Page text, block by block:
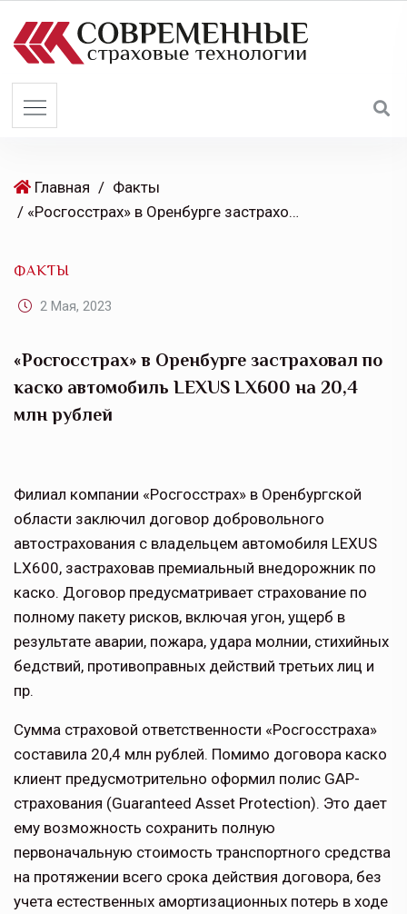
Главная / Факты
/ «Росгосстрах» в Оренбурге застраховал по каско автомобиль LEXUS LX600 на 20,4 млн рублей
ФАКТЫ
2 Мая, 2023
«Росгосстрах» в Оренбурге застраховал по
каско автомобиль LEXUS LX600 на 20,4
млн рублей
Филиал компании «Росгосстрах» в Оренбургской
области заключил договор добровольного
автострахования с владельцем автомобиля LEXUS
LX600, застраховав премиальный внедорожник по
каско. Договор предусматривает страхование по
полному пакету рисков, включая угон, ущерб в
результате аварии, пожара, удара молнии, стихийных
бедствий, противоправных действий третьих лиц и
пр.
Сумма страховой ответственности «Росгосстраха»
составила 20,4 млн рублей. Помимо договора каско
клиент предусмотрительно оформил полис GAP-
страхования (Guaranteed Asset Protection). Это дает
ему возможность сохранить полную
первоначальную стоимость транспортного средства
на протяжении всего срока действия договора, без
учета естественных амортизационных потерь в ходе